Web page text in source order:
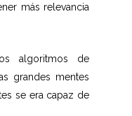
más relevancia
algoritmos de
grandes mentes
se era capaz de